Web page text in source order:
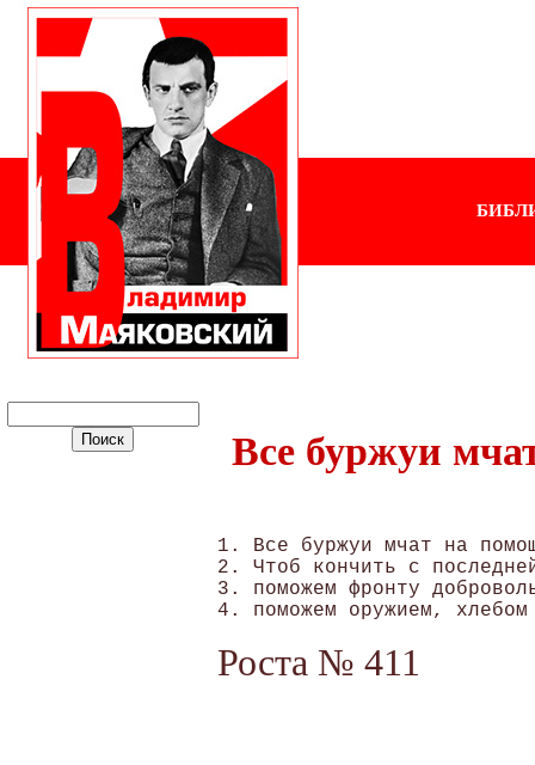
Все буржуи
1. Все буржуи мчат на
2. Чтоб кончить с
3. поможем фронту
Роста № 411